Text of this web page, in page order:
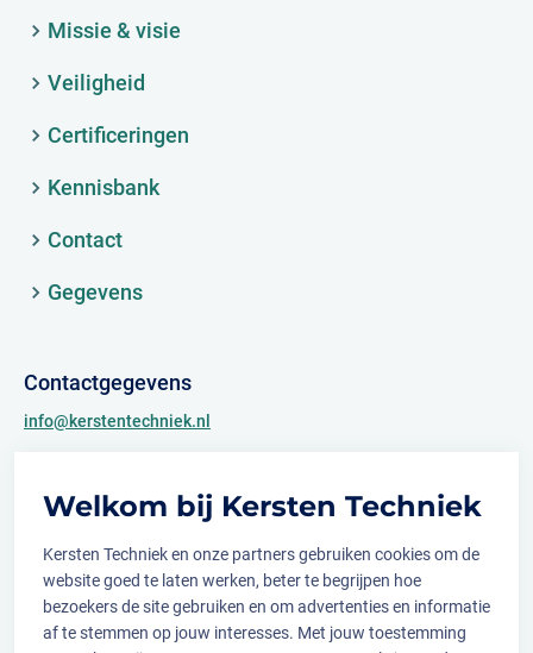
Welkom bij Kersten Techniek
Kersten Techniek en onze partners gebruiken cookies om de
website goed te laten werken, beter te begrijpen hoe
bezoekers de site gebruiken en om advertenties en informatie
af te stemmen op jouw interesses. Met jouw toestemming
Missie & visie
Veiligheid
Certificeringen
Kennisbank
Contact
Gegevens
Contactgegevens
info@kerstentechniek.nl
Archimedesweg 2
Volg ons op